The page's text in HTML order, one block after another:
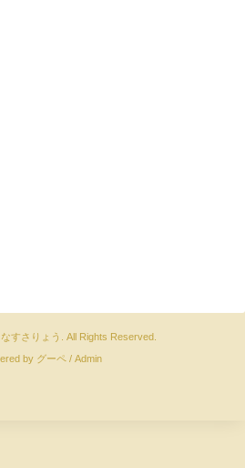
すさりょう
. All Rights Reserved.
by グーペ/ Admin